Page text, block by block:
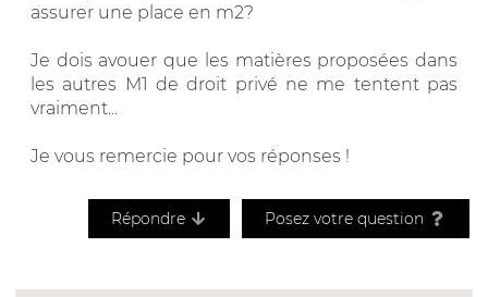
assurer une place en m2?
Je dois avouer que les matières proposées dans
les autres M1 de droit privé ne me tentent pas
vraiment...
Je vous remercie pour vos réponses !
Répondre Posez votre question